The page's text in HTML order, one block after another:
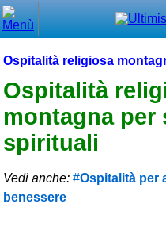
Ospitalità religiosa
Ospitalità
montagna per
spirituali
Vedi anche: Ospitalità per
benessere
Menù principale
⌂ Home
🕐 Last Minute
🕐 First Minute
🔍 Cerca